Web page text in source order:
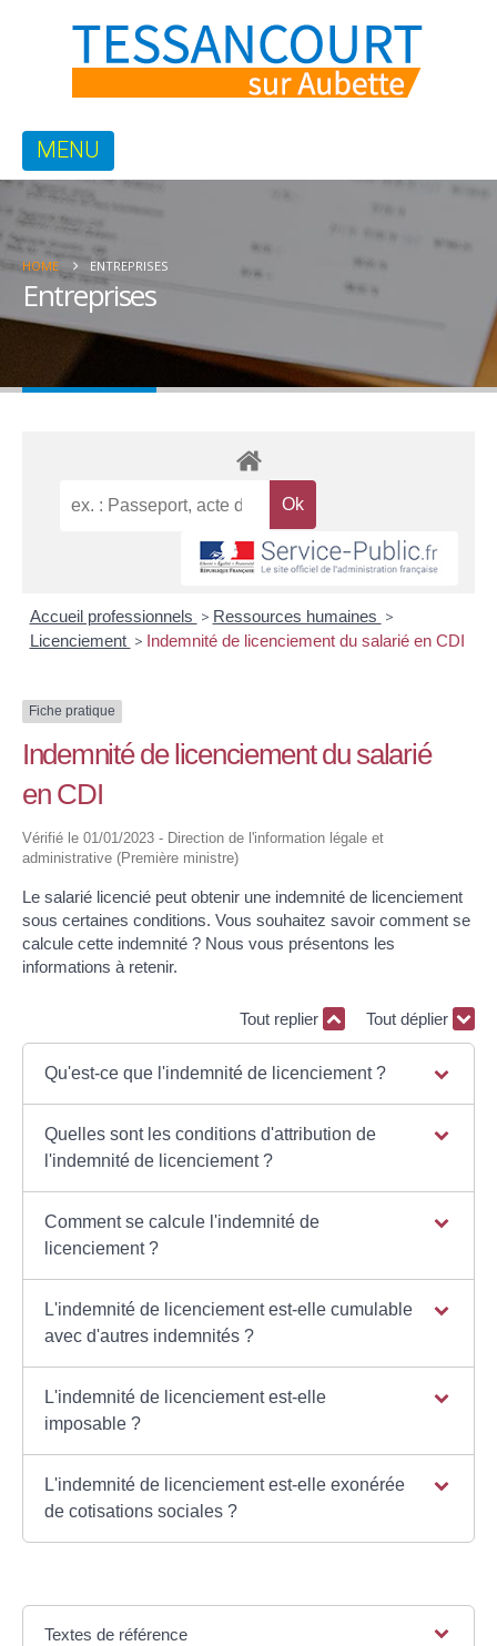
HOME ENTREPRISES
Entreprises
Accueil professionnels > Ressources humaines >
Licenciement > Indemnité de licenciement du salarié en CDI
Fiche pratique
Indemnité de licenciement du salarié
en CDI
Vérifié le 01/01/2023 - Direction de l'information légale et
administrative (Première ministre)
Le salarié licencié peut obtenir une indemnité de licenciement
sous certaines conditions. Vous souhaitez savoir comment se
calcule cette indemnité ? Nous vous présentons les
informations à retenir.
Tout replier Tout déplier
Qu'est-ce que l'indemnité de licenciement ?
Quelles sont les conditions d'attribution de
l'indemnité de licenciement ?
Comment se calcule l'indemnité de
licenciement ?
L'indemnité de licenciement est-elle cumulable
avec d'autres indemnités ?
L'indemnité de licenciement est-elle
imposable ?
L'indemnité de licenciement est-elle exonérée
de cotisations sociales ?
Textes de référence